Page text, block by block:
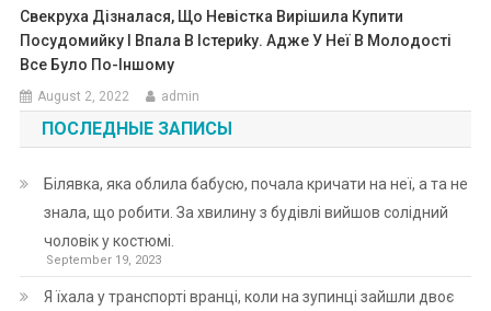
Свекруха Дізналася, Що Невістка Вирішила Купити
Посудомийку І Впала В Істериkу. Адже У Неї В Молодості
Все Було По-Іншому
August 2, 2022 admin
ПОСЛЕДНЫЕ ЗАПИСЫ
Білявка, яка облила бабусю, почала кричати на неї, а та не
знала, що робити. За хвилину з будівлі вийшов солідний
чоловік у костюмі.
September 19, 2023
Я їхала у транспорті вранці, коли на зупинці зайшли двоє